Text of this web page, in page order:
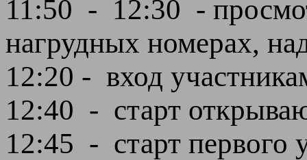
11:50 - 12:30 -
нагрудных номерах,
12:20 - вход
12:40 - старт
12:45 - старт первого